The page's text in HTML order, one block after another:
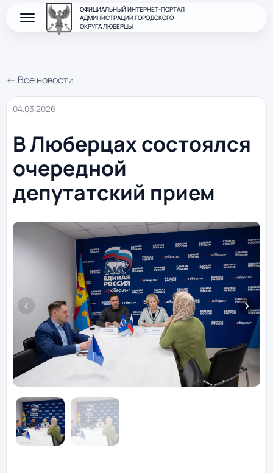
ОФИЦИАЛЬНЫЙ ИНТЕРНЕТ-ПОРТАЛ
АДМИНИСТРАЦИИ ГОРОДСКОГО
ОКРУГА ЛЮБЕРЦЫ
← Все новости
04.03.2026
В Люберцах состоялся
очередной
депутатский прием